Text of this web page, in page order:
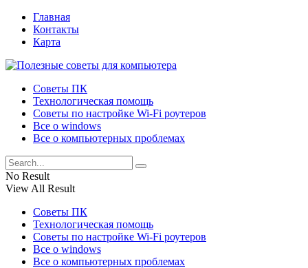
Главная
Контакты
Карта
Советы ПК
Технологическая помощь
Советы по настройке Wi-Fi роутеров
Все о windows
Все о компьютерных проблемах
No Result
View All Result
Советы ПК
Технологическая помощь
Советы по настройке Wi-Fi роутеров
Все о windows
Все о компьютерных проблемах